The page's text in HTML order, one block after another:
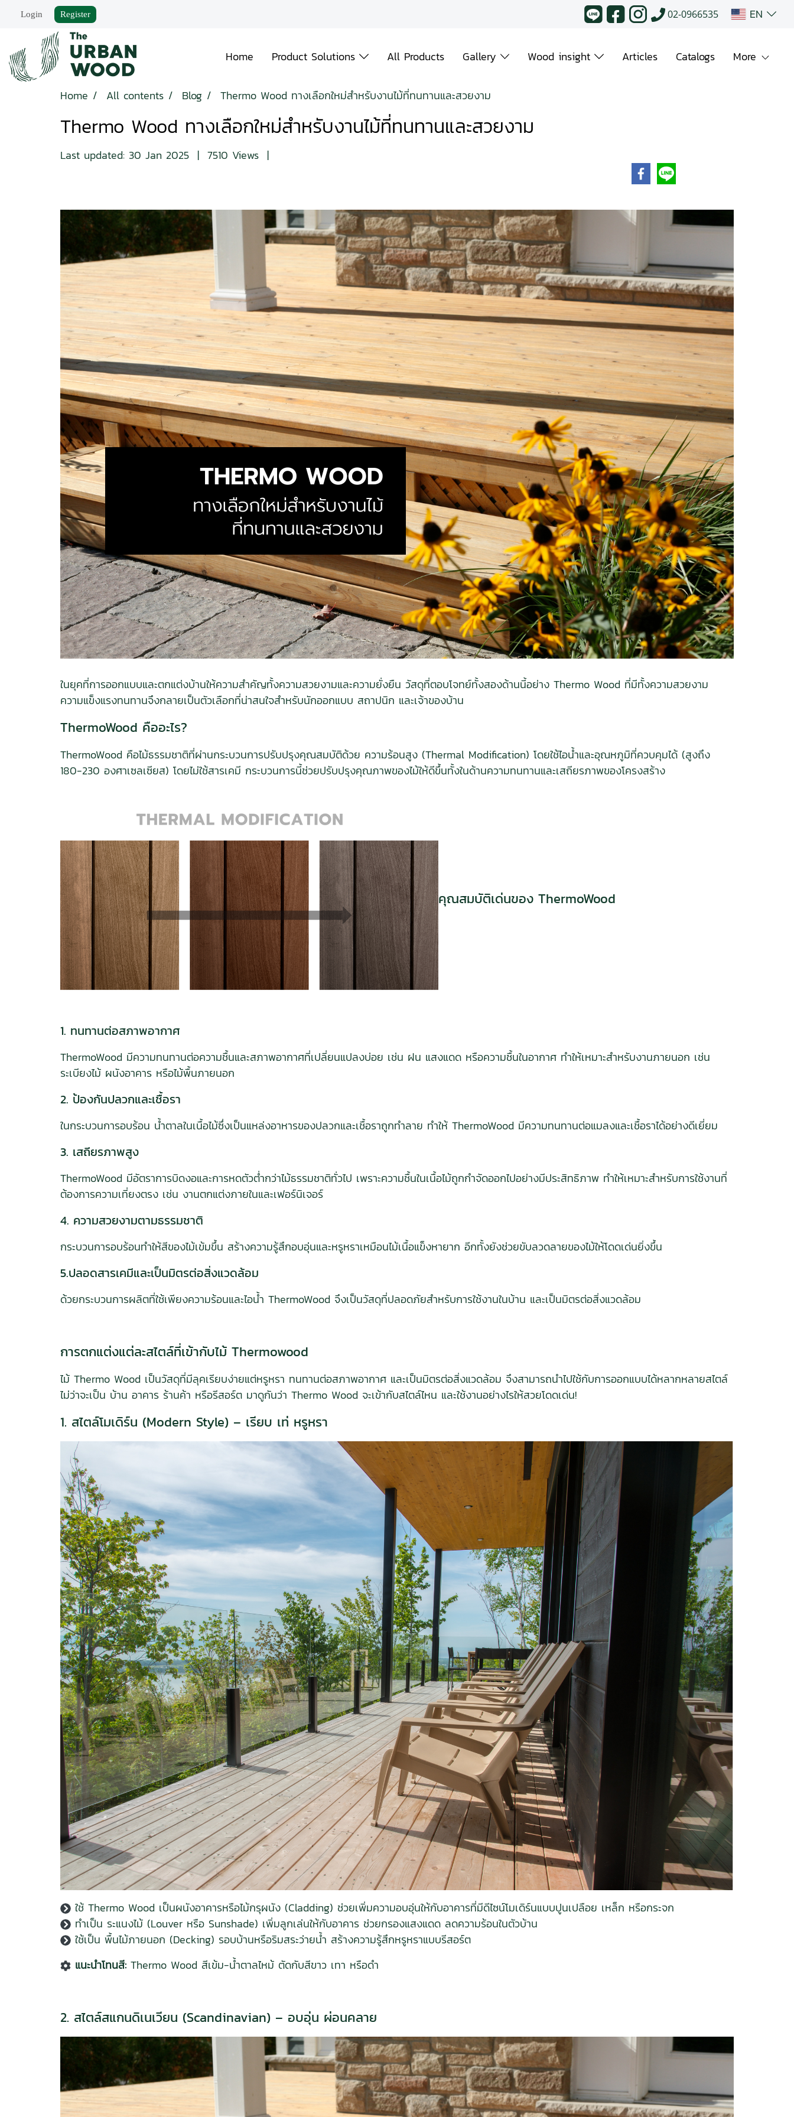
Login Register 02-0966535 EN
Home Product Solutions All Products Gallery Wood insight Articles Catalogs More
Home All contents Blog Thermo Wood ทางเลือกใหม่สำหรับงานไม้ที่ทนทานและสวยงาม
Thermo Wood ทางเลือกใหม่สำหรับงานไม้ที่ทนทานและสวยงาม
Last updated: 30 Jan 2025 | 7510 Views |
ในยุคที่การออกแบบและตกแต่งบ้านให้ความสำคัญทั้งความสวยงามและความยั่งยืน วัสดุที่ตอบโจทย์ทั้งสองด้านนี้อย่าง Thermo Wood ที่มีทั้งความสวยงาม
ความแข็งแรงทนทานจึงกลายเป็นตัวเลือกที่น่าสนใจสำหรับนักออกแบบ สถาปนิก และเจ้าของบ้าน
ThermoWood คืออะไร?
ThermoWood คือไม้ธรรมชาติที่ผ่านกระบวนการปรับปรุงคุณสมบัติด้วย ความร้อนสูง (Thermal Modification) โดยใช้ไอน้ำและอุณหภูมิที่ควบคุมได้ (สูงถึง
180-230 องศาเซลเซียส) โดยไม่ใช้สารเคมี กระบวนการนี้ช่วยปรับปรุงคุณภาพของไม้ให้ดีขึ้นทั้งในด้านความทนทานและเสถียรภาพของโครงสร้าง
คุณสมบัติเด่นของ ThermoWood
1. ทนทานต่อสภาพอากาศ
ThermoWood มีความทนทานต่อความชื้นและสภาพอากาศที่เปลี่ยนแปลงบ่อย เช่น ฝน แสงแดด หรือความชื้นในอากาศ ทำให้เหมาะสำหรับงานภายนอก เช่น
ระเบียงไม้ ผนังอาคาร หรือไม้พื้นภายนอก
2. ป้องกันปลวกและเชื้อรา
ในกระบวนการอบร้อน น้ำตาลในเนื้อไม้ซึ่งเป็นแหล่งอาหารของปลวกและเชื้อราถูกทำลาย ทำให้ ThermoWood มีความทนทานต่อแมลงและเชื้อราได้อย่างดีเยี่ยม
3. เสถียรภาพสูง
ThermoWood มีอัตราการบิดงอและการหดตัวต่ำกว่าไม้ธรรมชาติทั่วไป เพราะความชื้นในเนื้อไม้ถูกกำจัดออกไปอย่างมีประสิทธิภาพ ทำให้เหมาะสำหรับการใช้งานที่
ต้องการความเที่ยงตรง เช่น งานตกแต่งภายในและเฟอร์นิเจอร์
4. ความสวยงามตามธรรมชาติ
กระบวนการอบร้อนทำให้สีของไม้เข้มขึ้น สร้างความรู้สึกอบอุ่นและหรูหราเหมือนไม้เนื้อแข็งหายาก อีกทั้งยังช่วยขับลวดลายของไม้ให้โดดเด่นยิ่งขึ้น
5.ปลอดสารเคมีและเป็นมิตรต่อสิ่งแวดล้อม
ด้วยกระบวนการผลิตที่ใช้เพียงความร้อนและไอน้ำ ThermoWood จึงเป็นวัสดุที่ปลอดภัยสำหรับการใช้งานในบ้าน และเป็นมิตรต่อสิ่งแวดล้อม
การตกแต่งแต่ละสไตล์ที่เข้ากับไม้ Thermowood
ไม้ Thermo Wood เป็นวัสดุที่มีลุคเรียบง่ายแต่หรูหรา ทนทานต่อสภาพอากาศ และเป็นมิตรต่อสิ่งแวดล้อม จึงสามารถนำไปใช้กับการออกแบบได้หลากหลายสไตล์
ไม่ว่าจะเป็น บ้าน อาคาร ร้านค้า หรือรีสอร์ต มาดูกันว่า Thermo Wood จะเข้ากับสไตล์ไหน และใช้งานอย่างไรให้สวยโดดเด่น!
1. สไตล์โมเดิร์น (Modern Style) – เรียบ เท่ หรูหรา
ใช้ Thermo Wood เป็นผนังอาคารหรือไม้กรุผนัง (Cladding) ช่วยเพิ่มความอบอุ่นให้กับอาคารที่มีดีไซน์โมเดิร์นแบบปูนเปลือย เหล็ก หรือกระจก
ทำเป็น ระแนงไม้ (Louver หรือ Sunshade) เพิ่มลูกเล่นให้กับอาคาร ช่วยกรองแสงแดด ลดความร้อนในตัวบ้าน
ใช้เป็น พื้นไม้ภายนอก (Decking) รอบบ้านหรือริมสระว่ายน้ำ สร้างความรู้สึกหรูหราแบบรีสอร์ต
แนะนำโทนสี: Thermo Wood สีเข้ม-น้ำตาลไหม้ ตัดกับสีขาว เทา หรือดำ
2. สไตล์สแกนดิเนเวียน (Scandinavian) – อบอุ่น ผ่อนคลาย